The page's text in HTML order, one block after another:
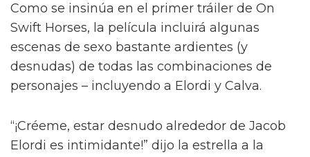
Como se insinúa en el primer tráiler de On
Swift Horses, la película incluirá algunas
escenas de sexo bastante ardientes (y
desnudas) de todas las combinaciones de
personajes – incluyendo a Elordi y Calva.
“¡Créeme, estar desnudo alrededor de Jacob
Elordi es intimidante!” dijo la estrella a la